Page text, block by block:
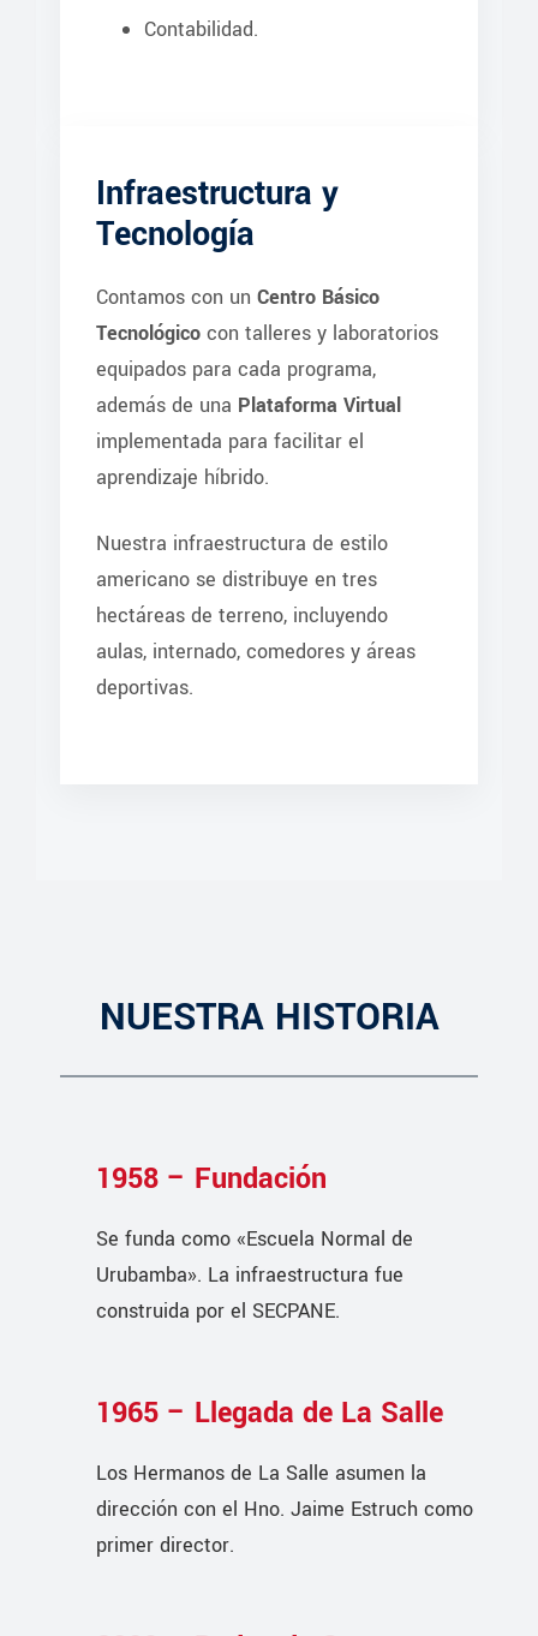
Contabilidad.
Infraestructura y
Tecnología
Contamos con un Centro Básico
Tecnológico con talleres y laboratorios
equipados para cada programa,
además de una Plataforma Virtual
implementada para facilitar el
aprendizaje híbrido.
Nuestra infraestructura de estilo
americano se distribuye en tres
hectáreas de terreno, incluyendo
aulas, internado, comedores y áreas
deportivas.
NUESTRA HISTORIA
1958 – Fundación
Se funda como «Escuela Normal de
Urubamba». La infraestructura fue
construida por el SECPANE.
1965 – Llegada de La Salle
Los Hermanos de La Salle asumen la
dirección con el Hno. Jaime Estruch como
primer director.